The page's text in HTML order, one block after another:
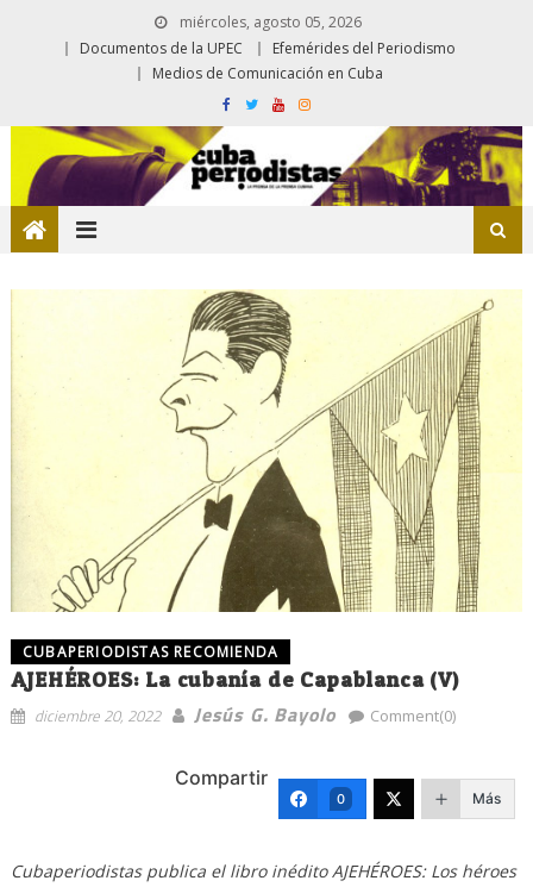
miércoles, agosto 05, 2026
Documentos de la UPEC
Efemérides del Periodismo
Medios de Comunicación en Cuba
CUBAPERIODISTAS RECOMIENDA
AJEHÉROES: La cubanía de Capablanca (V)
diciembre 20, 2022 Jesús G. Bayolo Comment(0)
Compartir
0 Más
Cubaperiodistas publica el libro inédito AJEHÉROES: Los héroes